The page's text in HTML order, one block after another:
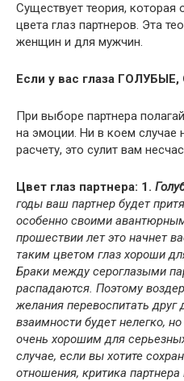
Существует теория, которая
цвета глаз партнеров. Эта
женщин и для мужчин.
Если у вас глаза
При выборе партнера
на эмоции. Ни в коем случае
расчету, это сулит вам
Цвет глаз партнера: 1.
годы ваш партнер будет
особенно своими
прошествии лет это начнет
таким цветом глаз хороши
Браки между сероглазыми
распадаются. Поэтому
желания перевоспитать друг
взаимности будет нелегко,
очень хорошим для
случае, если вы хотите
отношения, критика